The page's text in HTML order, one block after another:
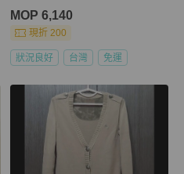
MOP 6,140
現折 200
狀況良好 台灣 免運